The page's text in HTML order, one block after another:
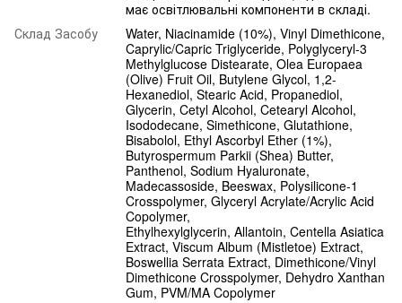
має освітлювальні компоненти в складі.
Склад Засобу
Water, Niacinamide (10%), Vinyl Dimethicone,
Caprylic/Capric Triglyceride, Polyglyceryl-3
Methylglucose Distearate, Olea Europaea
(Olive) Fruit Oil, Butylene Glycol, 1,2-
Hexanediol, Stearic Acid, Propanediol,
Glycerin, Cetyl Alcohol, Cetearyl Alcohol,
Isododecane, Simethicone, Glutathione,
Bisabolol, Ethyl Ascorbyl Ether (1%),
Butyrospermum Parkii (Shea) Butter,
Panthenol, Sodium Hyaluronate,
Madecassoside, Beeswax, Polysilicone-1
Crosspolymer, Glyceryl Acrylate/Acrylic Acid
Copolymer,
Ethylhexylglycerin, Allantoin, Centella Asiatica
Extract, Viscum Album (Mistletoe) Extract,
Boswellia Serrata Extract, Dimethicone/Vinyl
Dimethicone Crosspolymer, Dehydro Xanthan
Gum, PVM/MA Copolymer